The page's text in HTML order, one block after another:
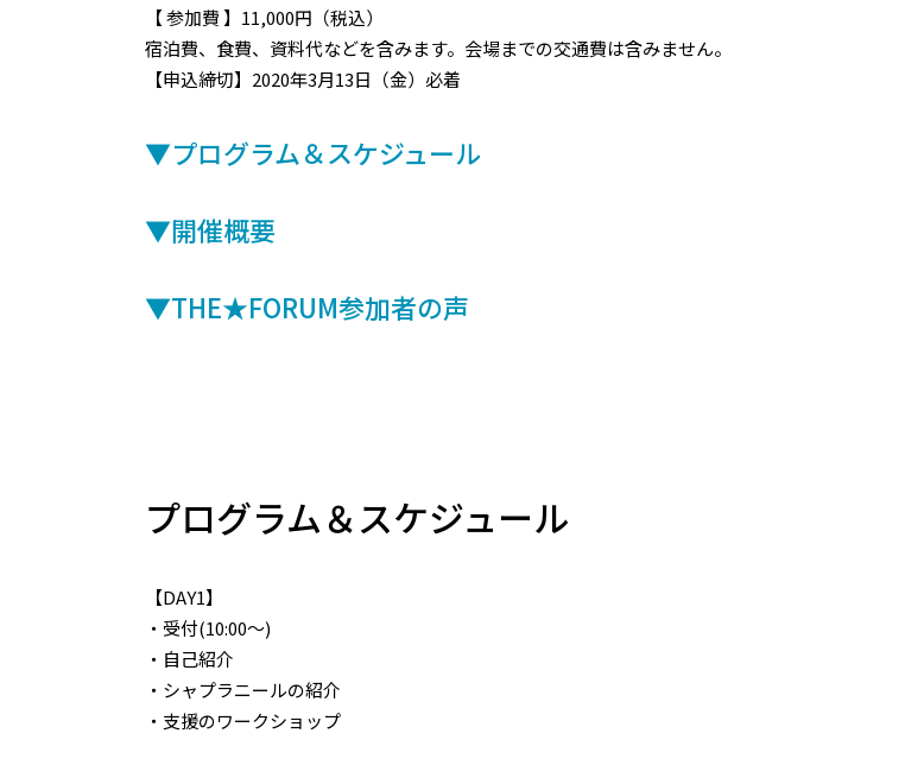
【 参加費 】11,000円（税込）
宿泊費、食費、資料代などを含みます。会場までの交通費は含みません。
【申込締切】2020年3月13日（金）必着
▼プログラム＆スケジュール
▼開催概要
▼THE★FORUM参加者の声
プログラム＆スケジュール
【DAY1】
・受付(10:00～)
・自己紹介
・シャプラニールの紹介
・支援のワークショップ